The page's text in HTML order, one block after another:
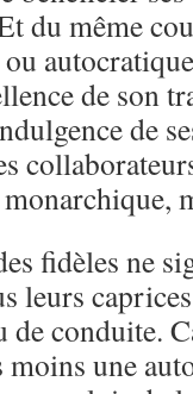
du même
de son
de
monarchique,
fidèles ne
leurs
de conduite.
moins une